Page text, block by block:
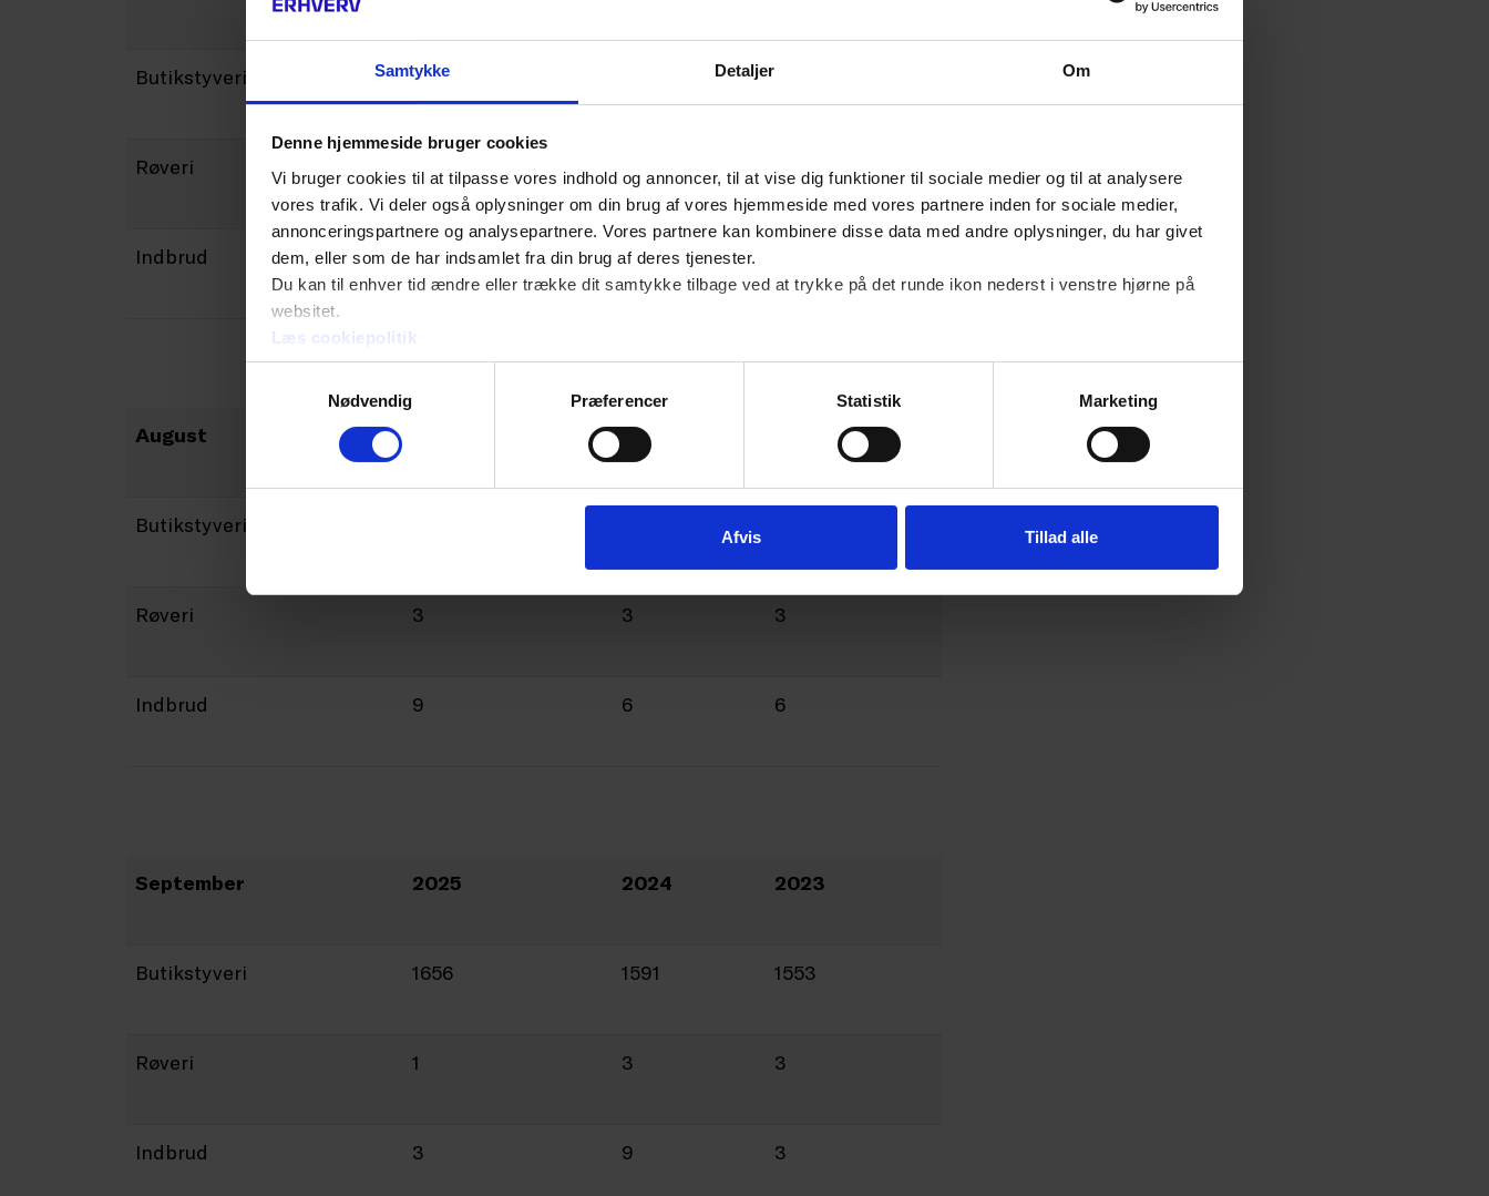
Samtykke Detaljer Om
Denne hjemmeside bruger cookies
Vi bruger cookies til at tilpasse vores indhold og annoncer, til at vise dig funktioner til sociale medier og til at analysere
vores trafik. Vi deler også oplysninger om din brug af vores hjemmeside med vores partnere inden for sociale medier,
annonceringspartnere og analysepartnere. Vores partnere kan kombinere disse data med andre oplysninger, du har givet
dem, eller som de har indsamlet fra din brug af deres tjenester.
Du kan til enhver tid ændre eller trække dit samtykke tilbage ved at trykke på det runde ikon nederst i venstre hjørne på
websitet.
Læs cookiepolitik
Nødvendig
Præferencer Statistik Marketing
Afvis Tillad alle
Butikstyveri 1615
Røveri 6 0
Indbrud 7 16
August 2024
Butikstyveri
Røveri 3 3 3
Indbrud 9 6 6
September 2025 2024 2023
Butikstyveri 1656 1591 1553
Røveri 1 3 3
Indbrud 3 9 3